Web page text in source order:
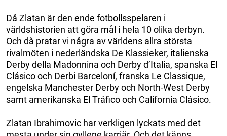
Då Zlatan är den ende fotbollsspelaren i
världshistorien att göra mål i hela 10 olika derbyn.
Och då pratar vi några av världens allra största
rivalmöten i nederländska De Klassieker, italienska
Derby della Madonnina och Derby d’Italia, spanska El
Clásico och Derbi Barceloní, franska Le Classique,
engelska Manchester Derby och North-West Derby
samt amerikanska El Tráfico och California Clásico.
Zlatan Ibrahimovic har verkligen lyckats med det